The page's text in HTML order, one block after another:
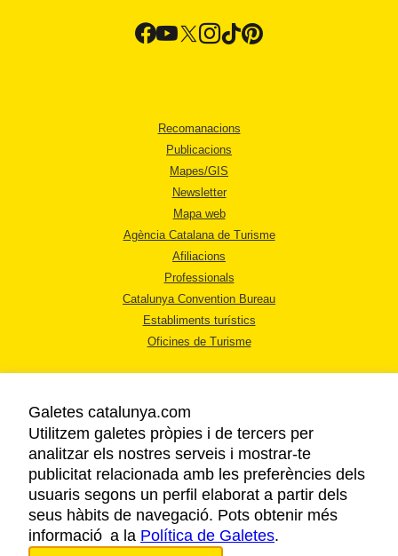
Recomanacions
Publicacions
Mapes/GIS
Newsletter
Mapa web
Agència Catalana de Turisme
Afiliacions
Professionals
Catalunya Convention Bureau
Establiments turístics
Oficines de Turisme
AVÍS LEGAL
POLÍTICA DE PRIVACITAT
COOKIES
ACCESSIBILITAT
Galetes catalunya.com
Utilitzem galetes pròpies i de tercers per
analitzar els nostres serveis i mostrar-te
publicitat relacionada amb les preferències dels
usuaris segons un perfil elaborat a partir dels
seus hàbits de navegació. Pots obtenir més
informació a la Política de Galetes.